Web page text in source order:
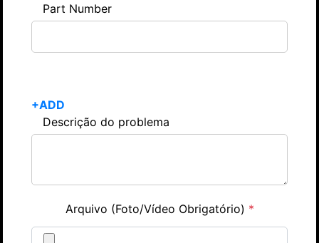
Part Number
+ADD
Descrição do problema
Arquivo (Foto/Vídeo Obrigatório) *